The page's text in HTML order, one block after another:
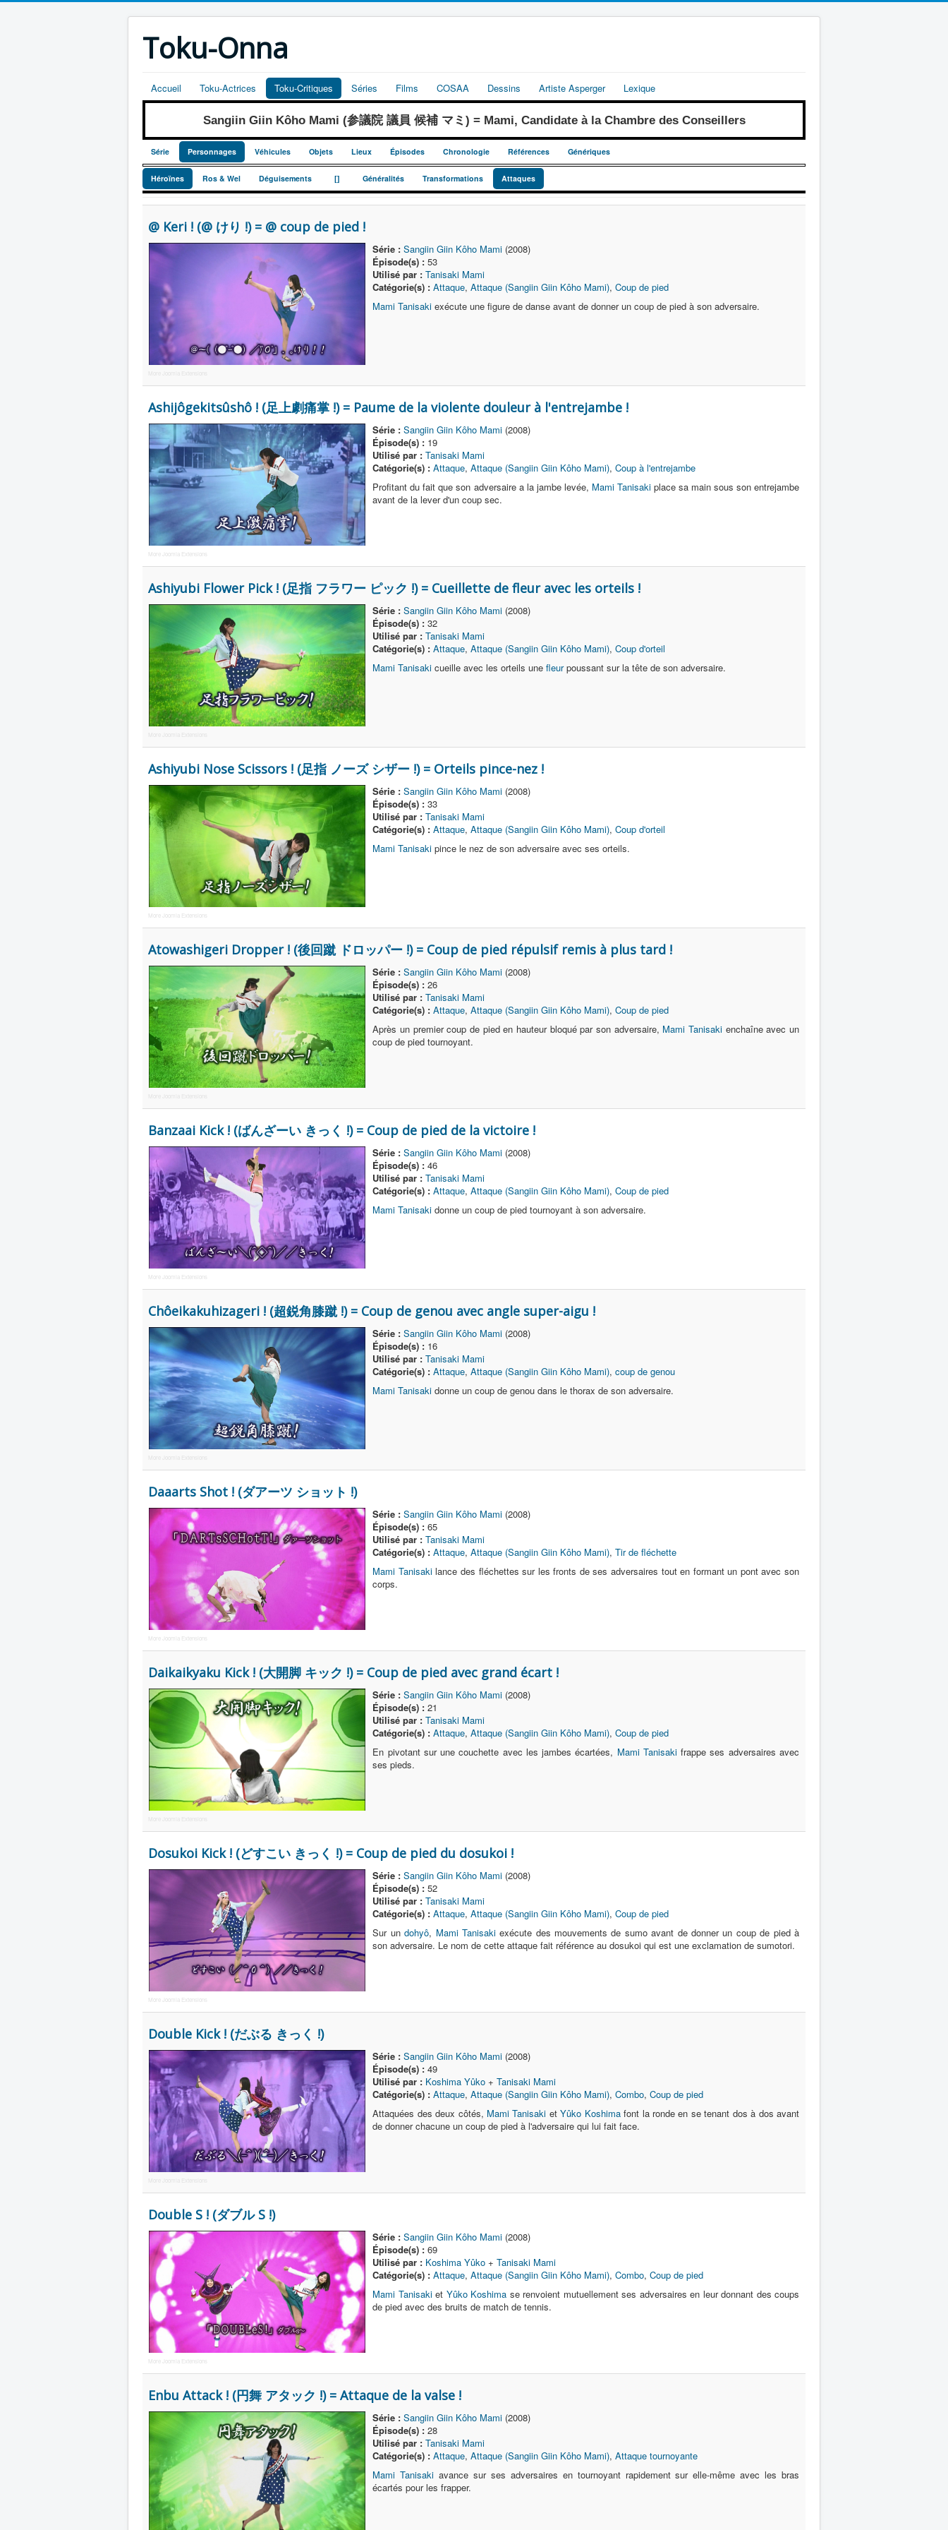
Toku-Onna
Accueil Toku-Actrices Toku-Critiques Séries Films COSAA Dessins Artiste Asperger Lexique
Sangiin Giin Kôho Mami (参議院 議員 候補 マミ) = Mami, Candidate à la Chambre des Conseillers
Série Personnages Véhicules Objets Lieux Épisodes Chronologie Références Génériques
Héroïnes Ros & Wel Déguisements [] Généralités Transformations Attaques
@ Keri ! (@ けり !) = @ coup de pied !
Série : Sangiin Giin Kôho Mami (2008)
Épisode(s) : 53
Utilisé par : Tanisaki Mami
Catégorie(s) : Attaque,Attaque (Sangiin Giin Kôho Mami),Coup de pied
Mami Tanisaki exécute une figure de danse avant de donner un coup de pied à son adversaire.
More Joomla Extensions
Ashijôgekitsûshô ! (足上劇痛掌 !) = Paume de la violente douleur à l'entrejambe !
Série : Sangiin Giin Kôho Mami (2008)
Épisode(s) : 19
Utilisé par : Tanisaki Mami
Catégorie(s) : Attaque,Attaque (Sangiin Giin Kôho Mami),Coup à l'entrejambe
Profitant du fait que son adversaire a la jambe levée, Mami Tanisakiplace sa main sous son entrejambe
avant de la lever d'un coup sec.
More Joomla Extensions
Ashiyubi Flower Pick ! (足指 フラワー ピック !) = Cueillette de fleur avec les orteils !
Série : Sangiin Giin Kôho Mami (2008)
Épisode(s) : 32
Utilisé par : Tanisaki Mami
Catégorie(s) : Attaque,Attaque (Sangiin Giin Kôho Mami),Coup d'orteil
Mami Tanisaki cueille avec les orteils unefleurpoussant sur la tête de son adversaire.
More Joomla Extensions
Ashiyubi Nose Scissors ! (足指 ノーズ シザー !) = Orteils pince-nez !
Série : Sangiin Giin Kôho Mami (2008)
Épisode(s) : 33
Utilisé par : Tanisaki Mami
Catégorie(s) : Attaque,Attaque (Sangiin Giin Kôho Mami),Coup d'orteil
Mami Tanisaki pince le nez de son adversaire avec ses orteils.
More Joomla Extensions
Atowashigeri Dropper ! (後回蹴 ドロッパー !) = Coup de pied répulsif remis à plus tard !
Série : Sangiin Giin Kôho Mami (2008)
Épisode(s) : 26
Utilisé par : Tanisaki Mami
Catégorie(s) : Attaque,Attaque (Sangiin Giin Kôho Mami),Coup de pied
Après un premier coup de pied en hauteur bloqué par son adversaire, Mami Tanisaki enchaîne avec un
coup de pied tournoyant.
More Joomla Extensions
Banzaai Kick ! (ばんざーい きっく !) = Coup de pied de la victoire !
Série : Sangiin Giin Kôho Mami (2008)
Épisode(s) : 46
Utilisé par : Tanisaki Mami
Catégorie(s) : Attaque,Attaque (Sangiin Giin Kôho Mami),Coup de pied
Mami Tanisaki donne un coup de pied tournoyant à son adversaire.
More Joomla Extensions
Chôeikakuhizageri ! (超鋭角膝蹴 !) = Coup de genou avec angle super-aigu !
Série : Sangiin Giin Kôho Mami (2008)
Épisode(s) : 16
Utilisé par : Tanisaki Mami
Catégorie(s) : Attaque,Attaque (Sangiin Giin Kôho Mami),coup de genou
Mami Tanisaki donne un coup de genou dans le thorax de son adversaire.
More Joomla Extensions
Daaarts Shot ! (ダアーツ ショット !)
Série : Sangiin Giin Kôho Mami (2008)
Épisode(s) : 65
Utilisé par : Tanisaki Mami
Catégorie(s) : Attaque,Attaque (Sangiin Giin Kôho Mami),Tir de fléchette
Mami Tanisakilance des fléchettes sur les fronts de ses adversaires tout en formant un pont avec son
corps.
More Joomla Extensions
Daikaikyaku Kick ! (大開脚 キック !) = Coup de pied avec grand écart !
Série : Sangiin Giin Kôho Mami (2008)
Épisode(s) : 21
Utilisé par : Tanisaki Mami
Catégorie(s) : Attaque,Attaque (Sangiin Giin Kôho Mami),Coup de pied
En pivotant sur une couchette avec les jambes écartées, Mami Tanisakifrappe ses adversaires avec
ses pieds.
More Joomla Extensions
Dosukoi Kick ! (どすこい きっく !) = Coup de pied du dosukoi !
Série : Sangiin Giin Kôho Mami (2008)
Épisode(s) : 52
Utilisé par : Tanisaki Mami
Catégorie(s) : Attaque,Attaque (Sangiin Giin Kôho Mami),Coup de pied
Sur undohyô, Mami Tanisakiexécute des mouvements de sumo avant de donner un coup de pied à
son adversaire. Le nom de cette attaque fait référence au dosukoi qui est une exclamation de sumotori.
More Joomla Extensions
Double Kick ! (だぶる きっく !)
Série : Sangiin Giin Kôho Mami (2008)
Épisode(s) : 49
Utilisé par : Koshima Yûko +Tanisaki Mami
Catégorie(s) : Attaque,Attaque (Sangiin Giin Kôho Mami),Combo,Coup de pied
Attaquées des deux côtés, Mami Tanisaki etYûko Koshimafont la ronde en se tenant dos à dos avant
de donner chacune un coup de pied à l'adversaire qui lui fait face.
More Joomla Extensions
Double S ! (ダブル S !)
Série : Sangiin Giin Kôho Mami (2008)
Épisode(s) : 69
Utilisé par : Koshima Yûko +Tanisaki Mami
Catégorie(s) : Attaque,Attaque (Sangiin Giin Kôho Mami),Combo,Coup de pied
Mami Tanisakiet Yûko Koshima se renvoient mutuellement ses adversaires en leur donnant des coups
de pied avec des bruits de match de tennis.
More Joomla Extensions
Enbu Attack ! (円舞 アタック !) = Attaque de la valse !
Série : Sangiin Giin Kôho Mami (2008)
Épisode(s) : 28
Utilisé par : Tanisaki Mami
Catégorie(s) : Attaque,Attaque (Sangiin Giin Kôho Mami),Attaque tournoyante
Mami Tanisaki avance sur ses adversaires en tournoyant rapidement sur elle-même avec les bras
écartés pour les frapper.